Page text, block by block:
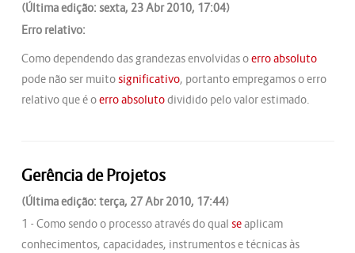
(Última edição: sexta, 23 Abr 2010, 17:04)
Erro relativo:
Como dependendo das grandezas envolvidas oerro absoluto
pode não ser muitosignificativo, portanto empregamos o erro
relativo que é oerro absolutodividido pelo valor estimado.
Gerência de Projetos
(Última edição: terça, 27 Abr 2010, 17:44)
1 - Como sendo o processo através do qual seaplicam
conhecimentos, capacidades, instrumentos e técnicas às